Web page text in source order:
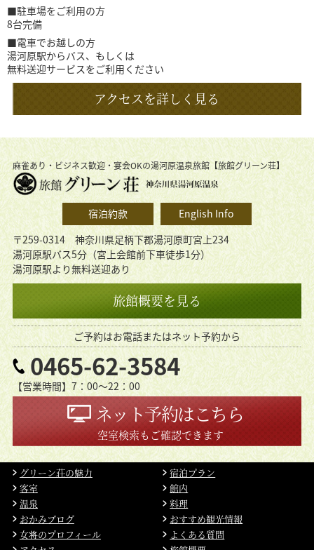
■駐車場をご利用の方
8台完備
■電車でお越しの方
湯河原駅からバス、もしくは
無料送迎サービスをご利用ください
アクセスを詳しく見る
麻雀あり・ビジネス歓迎・宴会OKの湯河原温泉旅館【旅館グリーン荘】
宿泊約款
English Info
〒259-0314 神奈川県足柄下郡湯河原町宮上234
湯河原駅バス5分（宮上会館前下車徒歩1分）
湯河原駅より無料送迎あり
旅館概要を見る
ご予約はお電話またはネット予約から
0465-62-3584
【営業時間】7：00〜22：00
ネット予約はこちら
空室検索もご確認できます
グリーン荘の魅力
宿泊プラン
客室
館内
温泉
料理
おかみブログ
おすすめ観光情報
女将のプロフィール
よくある質問